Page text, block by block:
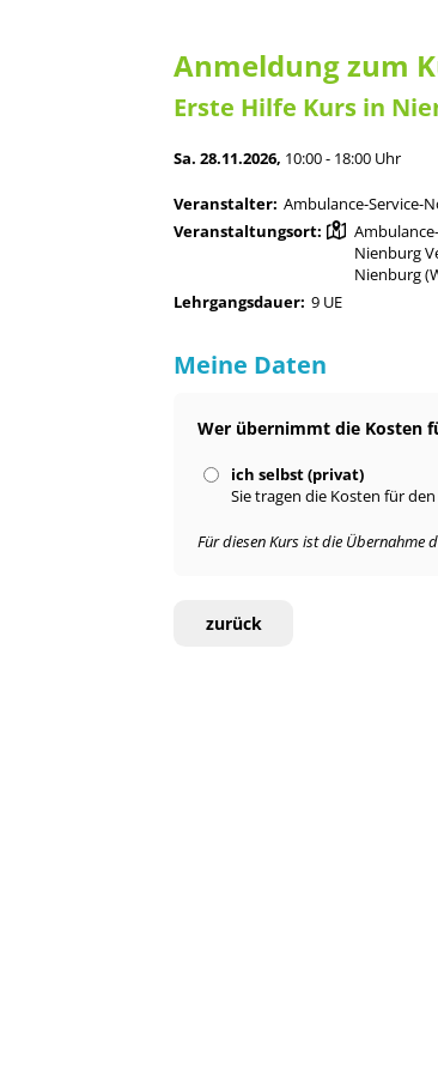
Anmeldung zum
Erste Hilfe Kurs in
Sa. 28.11.2026, 10:00 - 18:00 Uhr
Veranstalter: Ambulance-Service-
Veranstaltungsort:
Nienburg
Nienburg
Lehrgangsdauer: 9 UE
Meine Daten
Wer übernimmt die Kosten
ich selbst (privat)
Sie tragen die Kosten für
Für diesen Kurs ist die Übernahme
zurück